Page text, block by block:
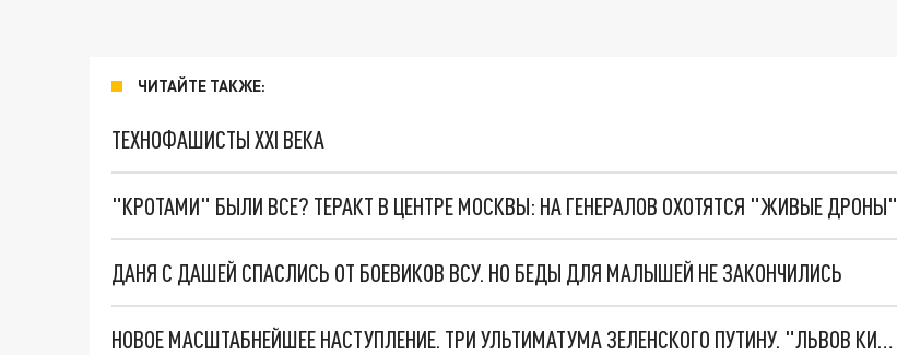
ЧИТАЙТЕ ТАКЖЕ:
ТЕХНОФАШИСТЫ XXI ВЕКА
"КРОТАМИ" БЫЛИ ВСЕ? ТЕРАКТ В ЦЕНТРЕ МОСКВЫ: НА ГЕНЕРАЛОВ ОХОТЯТСЯ "ЖИВЫЕ ДРОНЫ"
ДАНЯ С ДАШЕЙ СПАСЛИСЬ ОТ БОЕВИКОВ ВСУ. НО БЕДЫ ДЛЯ МАЛЫШЕЙ НЕ ЗАКОНЧИЛИСЬ
НОВОЕ МАСШТАБНЕЙШЕЕ НАСТУПЛЕНИЕ. ТРИ УЛЬТИМАТУМА ЗЕЛЕНСКОГО ПУТИНУ. "ЛЬВОВ КИМА" ПОСТАВЯТ НА ПВО? ГЛОБАЛЬНЫЙ ПРОРЫВ ПОД ЗАПОРОЖЬЕМ